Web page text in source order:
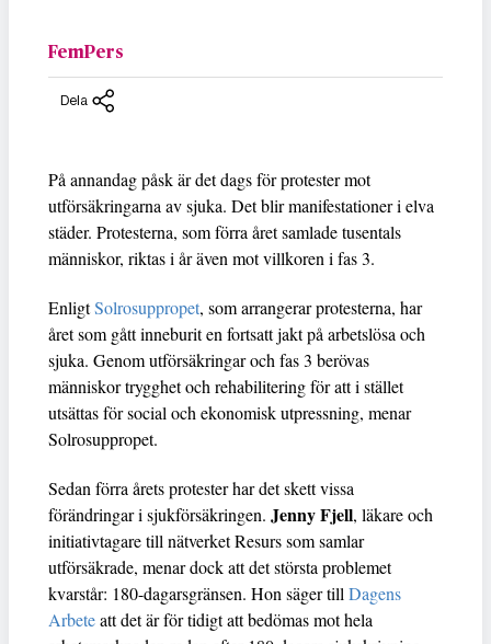
FemPers
Dela
På annandag påsk är det dags för protester mot
utförsäkringarna av sjuka. Det blir manifestationer i elva
städer. Protesterna, som förra året samlade tusentals
människor, riktas i år även mot villkoren i fas 3.
EnligtSolrosuppropet, som arrangerar protesterna, har
året som gått inneburit en fortsatt jakt på arbetslösa och
sjuka. Genom utförsäkringar och fas 3 berövas
människor trygghet och rehabilitering för att i stället
utsättas för social och ekonomisk utpressning, menar
Solrosuppropet.
Sedan förra årets protester har det skett vissa
förändringar i sjukförsäkringen. Jenny Fjell, läkare och
initiativtagare till nätverket Resurs som samlar
utförsäkrade, menar dock att det största problemet
kvarstår: 180-dagarsgränsen. Hon säger till Dagens
Arbeteatt det är för tidigt att bedömas mot hela